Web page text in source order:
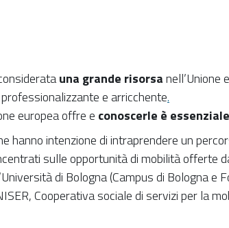
una grande risorsanell’Unione
e arricchente.
europea offre e conoscerle è
hanno intenzione di intraprendere un
sulle opportunità di mobilità offerte
di Bologna (Campus di Bologna e
Cooperativa sociale di servizi per la